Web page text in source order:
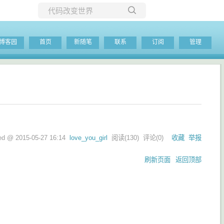
当前博客
客园 首页 新随笔 联系 订阅 管理
@ 2015-05-27 16:14 love_you_girl 阅读(130) 评论(0) 收藏 举报
刷新页面 返回顶部